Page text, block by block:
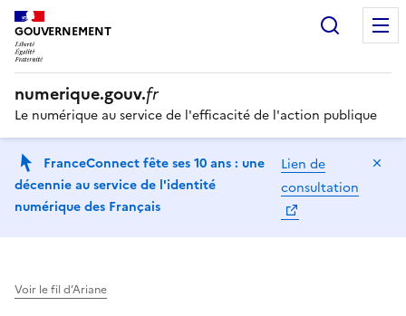
GOUVERNEMENT
numerique.gouv.fr
Le numérique au service de l'efficacité de l'action publique
FranceConnect fête ses 10 ans : une
décennie au service de l'identité
numérique des Français
Lien de
consultation
Voir le fil d’Ariane